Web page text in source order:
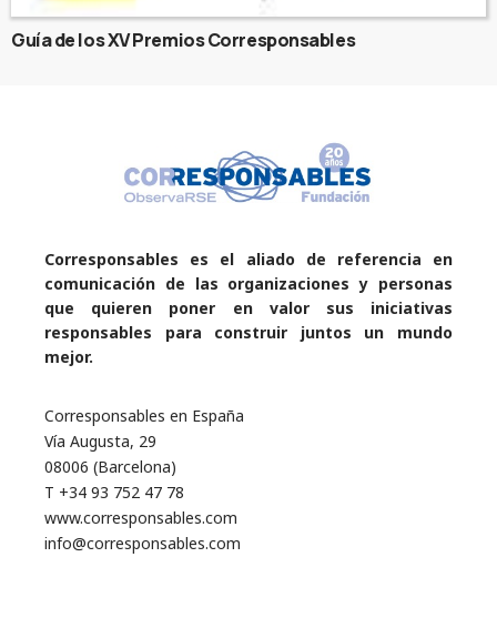
Guía de los XV Premios Corresponsables
Corresponsables es el aliado de referencia en
comunicación de las organizaciones y personas
que quieren poner en valor sus iniciativas
responsables para construir juntos un mundo
mejor.
Corresponsables en España
Vía Augusta, 29
08006 (Barcelona)
T +34 93 752 47 78
www.corresponsables.com
info@corresponsables.com